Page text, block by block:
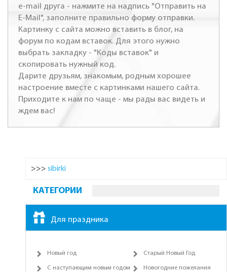
e-mail друга - нажмите на надпись "Отправить на
E-Mail", заполните правильно форму отправки.
Картинку с сайта можно вставить в блог, на
форум по кодам вставок. Для этого нужно
выбрать закладку - "Коды вставок" и
скопировать нужный код.
Дарите друзьям, знакомым, родным хорошее
настроение вместе с картинками нашего сайта.
Приходите к нам по чаще - мы рады вас видеть и
ждем вас!
>>> sibirki
КАТЕГОРИИ
Для праздника
Новый год Старый Новый Год
С наступающим новым годом Новогодние пожелания